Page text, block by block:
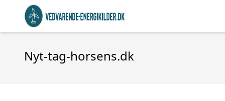
Nyt-tag-horsens.dk